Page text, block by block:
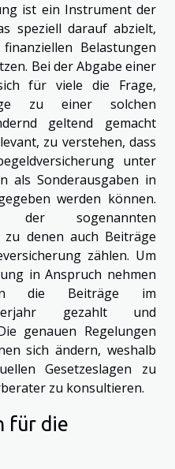
ist ein Instrument der
speziell darauf abzielt,
Belastungen
Bei der Abgabe einer
für viele die Frage,
zu einer solchen
geltend gemacht
zu verstehen, dass
unter
als Sonderausgaben in
werden können.
sogenannten
zu denen auch Beiträge
zählen. Um
in Anspruch nehmen
die Beiträge im
gezahlt und
genauen Regelungen
sich ändern, weshalb
Gesetzeslagen zu
zu konsultieren.
für die